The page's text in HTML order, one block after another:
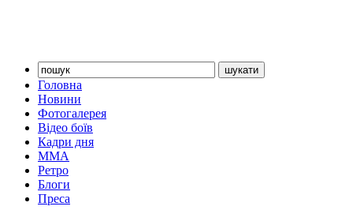
Головна
Новини
Фотогалерея
Відео боїв
Кадри дня
ММА
Ретро
Блоги
Преса